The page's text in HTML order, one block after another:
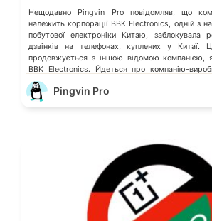
Нещодавно Pingvin Pro повідомляв, що
належить корпорації BBK Electronics, одній з
побутової електроніки Китаю, заблокувала
дзвінків на телефонах, куплених у Китаї.
продовжується з іншою відомою компанією,
BBK Electronics. Йдеться про компанію-
іншої техніки – realme. Наразі повідомляють
[…]
Pingvin Pro